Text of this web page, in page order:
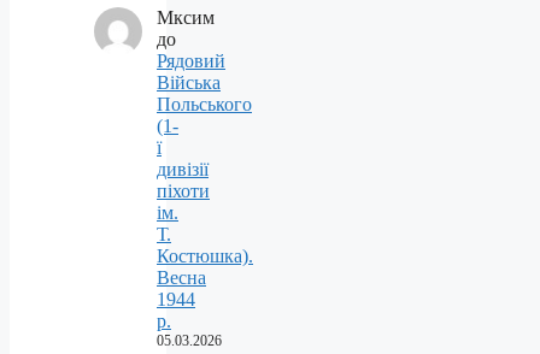
Мксим
до
Рядовий
Війська
Польського
(1-
ї
дивізії
піхоти
ім.
Т.
Костюшка).
Весна
1944
р.
05.03.2026